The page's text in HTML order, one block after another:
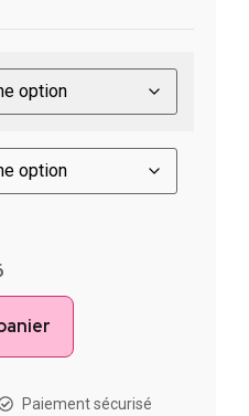
Paiement sécurisé